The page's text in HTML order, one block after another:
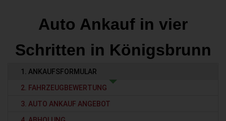
Auto Ankauf in vier
Schritten in Königsbrunn
1. ANKAUFSFORMULAR
2. FAHRZEUGBEWERTUNG
3. AUTO ANKAUF ANGEBOT